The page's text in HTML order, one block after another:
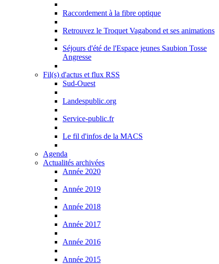
Raccordement à la fibre optique
Retrouvez le Troquet Vagabond et ses animations
Séjours d'été de l'Espace jeunes Saubion Tosse
Angresse
Fil(s) d'actus et flux RSS
Sud-Ouest
Landespublic.org
Service-public.fr
Le fil d'infos de la MACS
Agenda
Actualités archivées
Année 2020
Année 2019
Année 2018
Année 2017
Année 2016
Année 2015